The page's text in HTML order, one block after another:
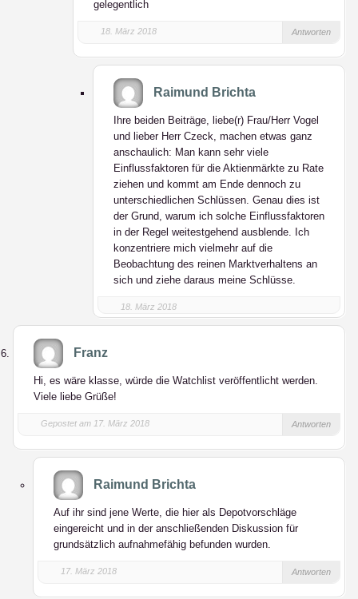
gelegentlich
18. März 2018 Antworten
Raimund Brichta
Ihre beiden Beiträge, liebe(r) Frau/Herr Vogel
und lieber Herr Czeck, machen etwas ganz
anschaulich: Man kann sehr viele
Einflussfaktoren für die Aktienmärkte zu Rate
ziehen und kommt am Ende dennoch zu
unterschiedlichen Schlüssen. Genau dies ist
der Grund, warum ich solche Einflussfaktoren
in der Regel weitestgehend ausblende. Ich
konzentriere mich vielmehr auf die
Beobachtung des reinen Marktverhaltens an
sich und ziehe daraus meine Schlüsse.
18. März 2018
Franz
Hi, es wäre klasse, würde die Watchlist veröffentlicht werden.
Viele liebe Grüße!
Gepostet am 17. März 2018 Antworten
Raimund Brichta
Auf ihr sind jene Werte, die hier als Depotvorschläge
eingereicht und in der anschließenden Diskussion für
grundsätzlich aufnahmefähig befunden wurden.
17. März 2018 Antworten